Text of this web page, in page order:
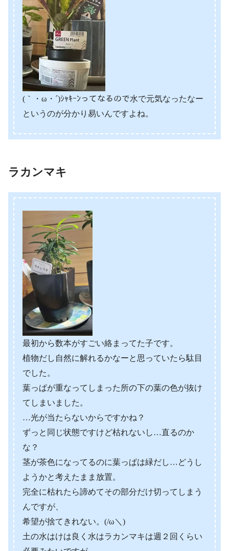
(｀・ω・´)ｼｬｷｰﾝってなるので水で元気なったなー
というのが分かり易いんですよね。
ラカンマキ
最初から数本がすごい絡まってた子です。
植物だし自然に解れるかなーと思っていたら駄目
でした。
葉っぱが重なってしまった所の下の葉の色が抜け
てしまいました。
…光が当たらないからですかね？
ずっと同じ状態ですけど枯れないし…直るのか
な？
茎が茶色になってるのに葉っぱは緑だし…どうし
ようかと考えたまま放置。
完全に枯れたら諦めてその部分だけ切ってしまう
んですが、
希望が捨てきれない。(/ω＼)
土の水はけは良く水はラカンマキは週２回くらい